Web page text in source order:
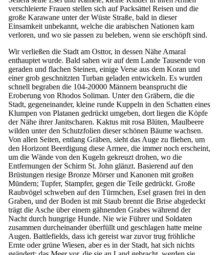
verschleierte Frauen stellen sich auf Packsättel Reisen und die
große Karawane unter der Wüste Straße, bald in dieser
Einsamkeit unbekannt, welche die arabischen Nationen kam
verloren, und wo sie passen zu beleben, wenn sie erschöpft sind.
Wir verließen die Stadt am Osttor, in dessen Nähe Amaral
enthauptet wurde. Bald sahen wir auf dem Lande Tausende von
geraden und flachen Steinen, einige Verse aus dem Koran und
einer grob geschnitzten Turban geladen entwickeln. Es wurden
schnell begraben die 104-20000 Männern beansprucht die
Eroberung von Rhodos Soliman. Unter den Gräbern, die die
Stadt, gegeneinander, kleine runde Kuppeln in den Schatten eines
Klumpen von Platanen gedrückt umgeben, dort liegen die Köpfe
der Nähe ihrer Janitscharen. Kaktus mit rosa Blüten, Maulbeere
wilden unter den Schutzfolien dieser schönen Bäume wachsen.
Von allen Seiten, entlang Gräben, sieht das Auge zu fliehen, um
den Horizont Beerdigung diese Armee, die immer noch erscheint,
um die Wände von den Kugeln gekreuzt drohen, wo die
Entfernungen der Schirm St. John glänzt. Basierend auf den
Brüstungen riesige Bronze Mörser und Kanonen mit großen
Mündern; Tupfer, Stampfer, gegen die Teile gedrückt. Große
Raubvögel schweben auf den Türmchen, Esel grasen frei in den
Graben, und der Boden ist mit Staub brennt die Brise abgedeckt
trägt die Asche über einem gähnenden Grabes während der
Nacht durch hungrige Hunde. Nie wie Führer und Soldaten
zusammen durcheinander überfüllt und geschlagen hatte meine
Augen. Battlefields, dass ich gereist war zuvor trug fröhliche
Ernte oder grüne Wiesen, aber es in der Stadt, hat sich nichts